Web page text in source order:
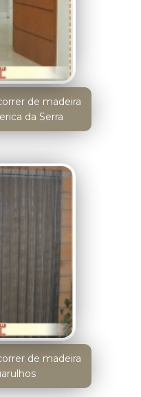
de madeira
da Serra
de madeira